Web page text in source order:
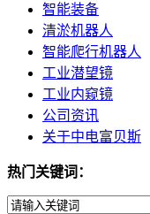
智能装备
清淤机器人
智能爬行机器人
工业潜望镜
工业内窥镜
公司资讯
关于中电富贝斯
热门关键词：